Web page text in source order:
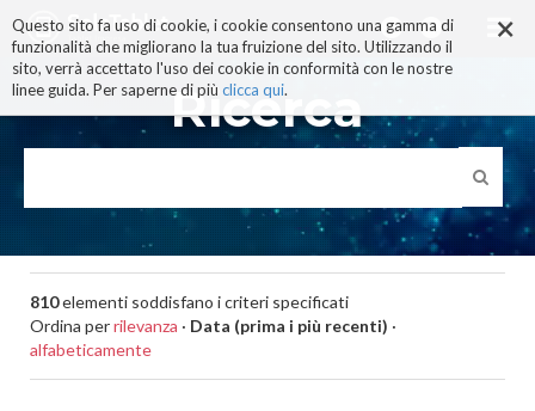
×
Questo sito fa uso di cookie, i cookie consentono una gamma di
funzionalità che migliorano la tua fruizione del sito. Utilizzando il
sito, verrà accettato l'uso dei cookie in conformità con le nostre
linee guida. Per saperne di più clicca qui.
ai
contenuti.
|
alla
navigazione
Ricerca
810elementi soddisfano i criteri specificati
Ordina perrilevanza · Data (prima i più recenti) ·
alfabeticamente